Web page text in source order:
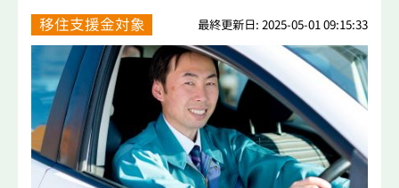
移住支援金対象 最終更新日: 2025-05-01 09:15:33